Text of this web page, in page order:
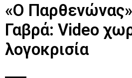
«Ο
Γαβρά: Video
λογοκρισία